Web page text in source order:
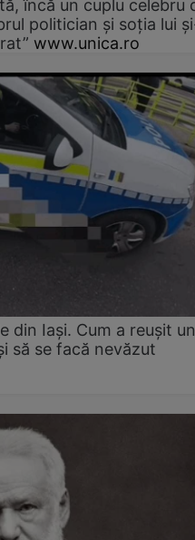
încă un cuplu celebru
politician și soția lui
www.unica.ro
din Iași. Cum a reușit un
să se facă nevăzut